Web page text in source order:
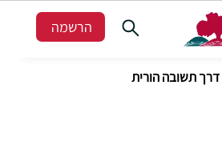
הרשמה
דרך תשובה הורית